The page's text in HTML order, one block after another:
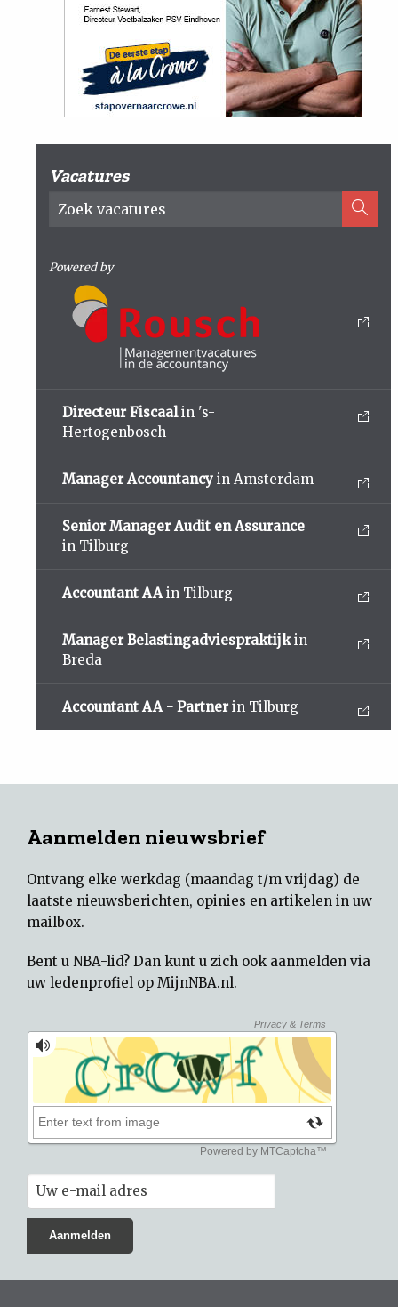
Vacatures
Powered by
Directeur Fiscaalin 's-
Hertogenbosch
Manager Accountancy in Amsterdam
Senior Manager Audit en Assurance
in Tilburg
Accountant AA in Tilburg
Manager Belastingadviespraktijkin
Breda
Accountant AA - Partner in Tilburg
Aanmelden nieuwsbrief
Ontvang elke werkdag (maandag t/m vrijdag) de
laatste nieuwsberichten, opinies en artikelen in uw
mailbox.
Bent u NBA-lid? Dan kunt u zich ook aanmelden via
uw ledenprofiel op MijnNBA.nl.